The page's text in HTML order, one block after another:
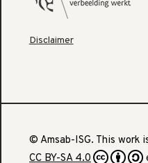
Disclaimer
© Amsab-ISG. This work
CC BY-SA 4.0